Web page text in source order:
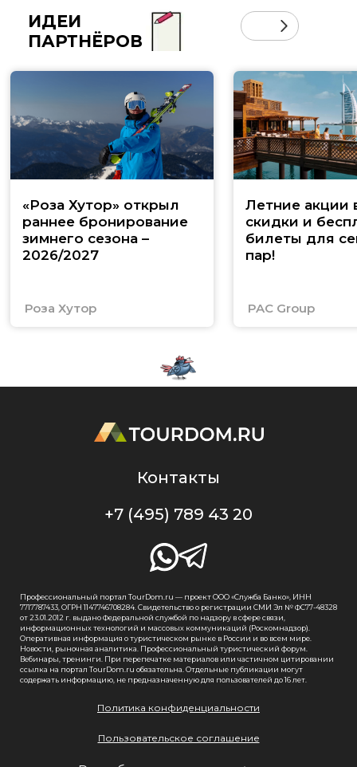
ИДЕИ
ПАРТНЁРОВ
«Роза Хутор» открыл
раннее бронирование
зимнего сезона –
2026/2027
Роза Хутор
Летние акции
скидки и
билеты для
пар!
PAC Group
Контакты
+7 (495) 789 43 20
Профессиональный портал TourDom.ru — проект ООО «Служба Банко», ИНН
7717787433, ОГРН 1147746708284. Свидетельство о регистрации СМИ Эл № ФС77-48328
от 23.01.2012 г. выдано Федеральной службой по надзору в сфере связи,
информационных технологий и массовых коммуникаций (Роскомнадзор).
Оперативная информация о туристическом рынке в России и во всем мире.
Новости, рыночная аналитика. Профессиональный туристический форум.
Вебинары, тренинги. При перепечатке материалов или частичном цитировании
ссылка на портал TourDom.ru обязательна. Отдельные публикации могут
содержать информацию, не предназначенную для пользователей до 16 лет.
Политика конфиденциальности
Пользовательское соглашение